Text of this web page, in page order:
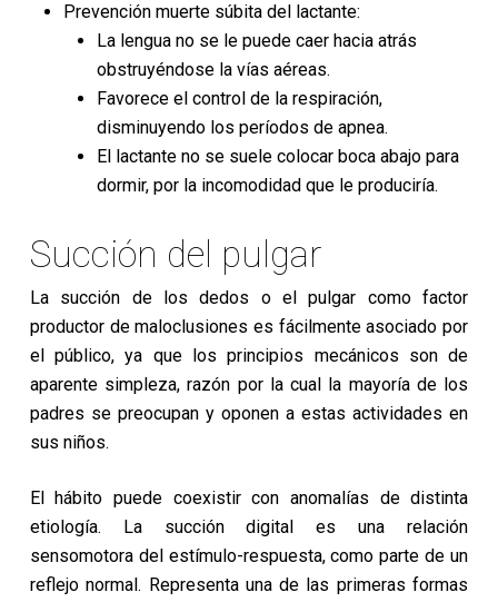
Prevención muerte súbita del lactante:
La lengua no se le puede caer hacia atrás
obstruyéndose la vías aéreas.
Favorece el control de la respiración,
disminuyendo los períodos de apnea.
El lactante no se suele colocar boca abajo para
dormir, por la incomodidad que le produciría.
Succión del pulgar
La succión de los dedos o el pulgar como factor
productor de maloclusiones es fácilmente asociado por
el público, ya que los principios mecánicos son de
aparente simpleza, razón por la cual la mayoría de los
padres se preocupan y oponen a estas actividades en
sus niños.
El hábito puede coexistir con anomalías de distinta
etiología. La succión digital es una relación
sensomotora del estímulo-respuesta, como parte de un
reflejo normal. Representa una de las primeras formas